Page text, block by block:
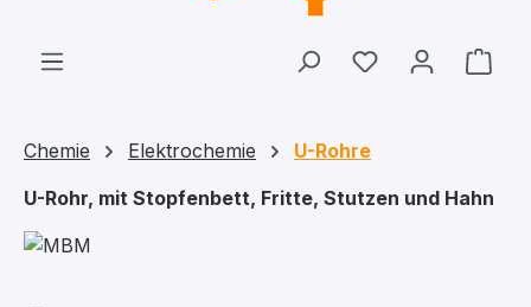
Du hast 0
Chemie Elektrochemie
U-Rohre
U-Rohr, mit Stopfenbett, Fritte, Stutzen und Hahn